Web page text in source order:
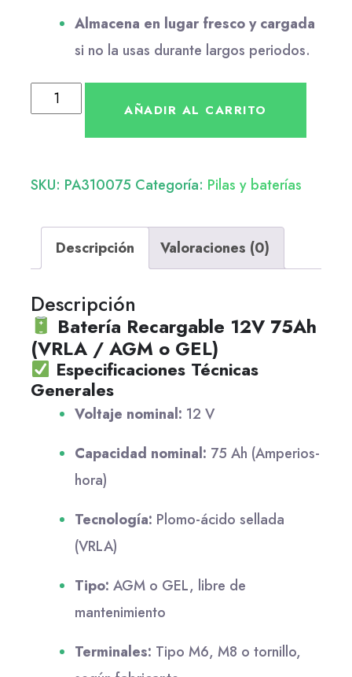
Almacena en lugar fresco y cargada
si no la usas durante largos periodos.
AÑADIR AL CARRITO
SKU: PA310075 Categoría: Pilas y baterías
Descripción Valoraciones (0)
Descripción
Batería Recargable 12V 75Ah
(VRLA / AGM o GEL)
Especificaciones Técnicas
Generales
Voltaje nominal: 12 V
Capacidad nominal: 75 Ah (Amperios-
hora)
Tecnología: Plomo-ácido sellada
(VRLA)
Tipo: AGM o GEL, libre de
mantenimiento
Terminales: Tipo M6, M8 o tornillo,